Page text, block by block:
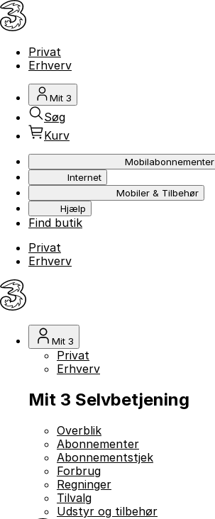
Privat
Erhverv
Mit 3
Søg
Kurv
Mobilabonnementer
Internet
Mobiler & Tilbehør
Hjælp
Find butik
Privat
Erhverv
Mit 3
Privat
Erhverv
Mit 3 Selvbetjening
Overblik
Abonnementer
Abonnementstjek
Forbrug
Regninger
Tilvalg
Udstyr og tilbehør